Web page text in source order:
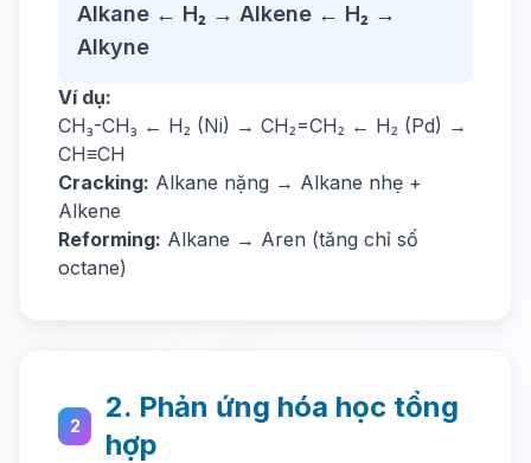
Alkane ← H₂ → Alkene ← H₂ →
Alkyne
Ví dụ:
CH₃-CH₃ ← H₂ (Ni) → CH₂=CH₂ ← H₂ (Pd) →
CH≡CH
Cracking: Alkane nặng → Alkane nhẹ +
Alkene
Reforming: Alkane → Aren (tăng chỉ số
octane)
2
2. Phản ứng hóa học tổng
hợp